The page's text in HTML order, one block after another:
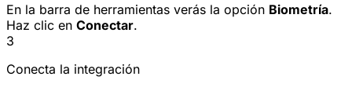
En la barra de herramientas verás la opción Biometría.
Haz clic en Conectar.
3
Conecta la integración